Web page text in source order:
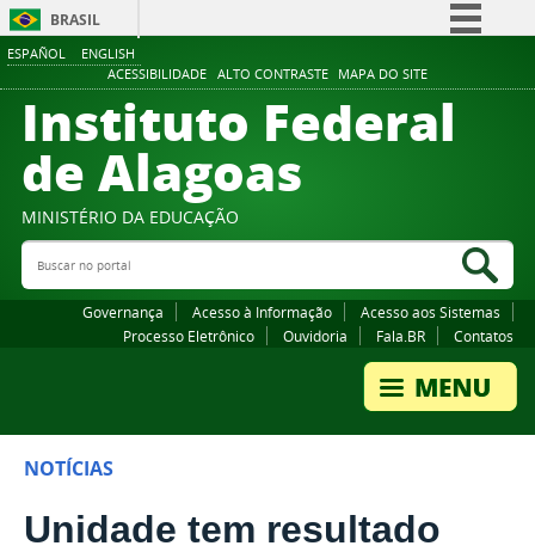
ESPAÑOL ENGLISH
ACESSIBILIDADE ALTO CONTRASTE MAPA DO SITE
BRASIL
Comunica BR
Participe
Canais
Instituto Federal
de Alagoas
MINISTÉRIO DA EDUCAÇÃO
Buscar no portal
Governança Acesso à Informação
Acesso aos Sistemas
Processo Eletrônico
Ouvidoria Fala.BR Contatos
NOTÍCIAS
Unidade tem resultado